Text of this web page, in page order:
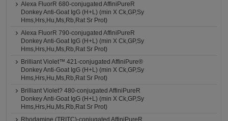
Alexa FluorR 680-conjugated AffiniPureR
Donkey Anti-Goat IgG (H+L) (min X Ck,GP,Sy
Hms,Hrs,Hu,Ms,Rb,Rat Sr Prot)
Alexa FluorR 790-conjugated AffiniPureR
Donkey Anti-Goat IgG (H+L) (min X Ck,GP,Sy
Hms,Hrs,Hu,Ms,Rb,Rat Sr Prot)
Brilliant Violet™ 421-conjugated AffiniPure®
Donkey Anti-Goat IgG (H+L) (min X Ck,GP,Sy
Hms,Hrs,Hu,Ms,Rb,Rat Sr Prot)
Brilliant Violet? 480-conjugated AffiniPureR
Donkey Anti-Goat IgG (H+L) (min X Ck,GP,Sy
Hms,Hrs,Hu,Ms,Rb,Rat Sr Prot)
Rhodamine (TRITC)-conjugated AffiniPureR